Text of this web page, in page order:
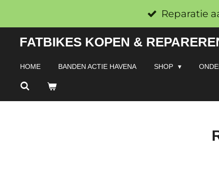
direct
naar
hoofdinhoud
Reparatie
FATBIKES KOPEN &
HOME BANDEN ACTIE HAVENA SHOP